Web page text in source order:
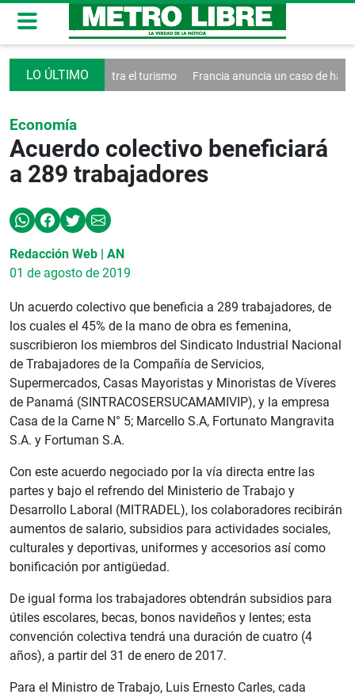
un decreto contra el turismo Francia anuncia un caso de
Economía
Acuerdo colectivo beneficiará
a 289 trabajadores
Redacción Web | AN
01 de agosto de 2019
Un acuerdo colectivo que beneficia a 289 trabajadores, de
los cuales el 45% de la mano de obra es femenina,
suscribieron los miembros del Sindicato Industrial Nacional
de Trabajadores de la Compañía de Servicios,
Supermercados, Casas Mayoristas y Minoristas de Víveres
de Panamá (SINTRACOSERSUCAMAMIVIP), y la empresa
Casa de la Carne N° 5; Marcello S.A, Fortunato Mangravita
S.A. y Fortuman S.A.
Con este acuerdo negociado por la vía directa entre las
partes y bajo el refrendo del Ministerio de Trabajo y
Desarrollo Laboral (MITRADEL), los colaboradores recibirán
aumentos de salario, subsidios para actividades sociales,
culturales y deportivas, uniformes y accesorios así como
bonificación por antigüedad.
De igual forma los trabajadores obtendrán subsidios para
útiles escolares, becas, bonos navideños y lentes; esta
convención colectiva tendrá una duración de cuatro (4
años), a partir del 31 de enero de 2017.
Para el Ministro de Trabajo, Luis Ernesto Carles, cada